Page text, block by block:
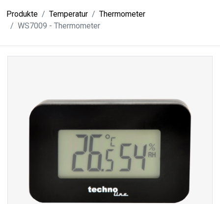
Produkte Temperatur
Thermometer
WS7009 - Thermometer